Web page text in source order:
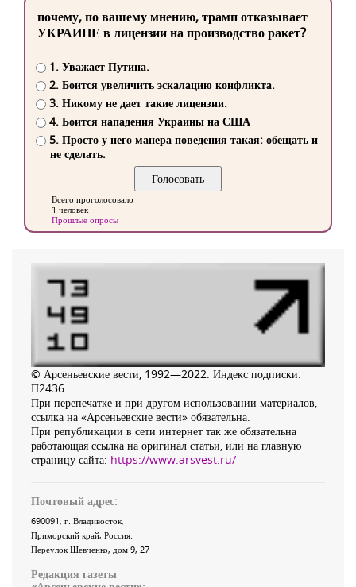
почему, по вашему мнению, трамп отказывает
УКРАИНЕ в лицензии на производство ракет?
1. Уважает Путина.
2. Боится увеличить эскалацию конфликта.
3. Никому не дает такие лицензии.
4. Боится нападения Украины на США
5. Просто у него манера поведения такая: обещать и
не сделать.
Всего проголосовало
1 человек
Прошлые опросы
© Арсеньевские вести, 1992—2022. Индекс подписки:
П2436
При перепечатке и при другом использовании материалов,
ссылка на «Арсеньевские вести» обязательна.
При републикации в сети интернет так же обязательна
работающая ссылка на оригинал статьи, или на главную
страницу сайта: https://www.arsvest.ru/
Почтовый адрес:
690091, г. Владивосток,
Приморский край, Россия
Переулок Шевченко, дом 9, 27
Редакция газеты